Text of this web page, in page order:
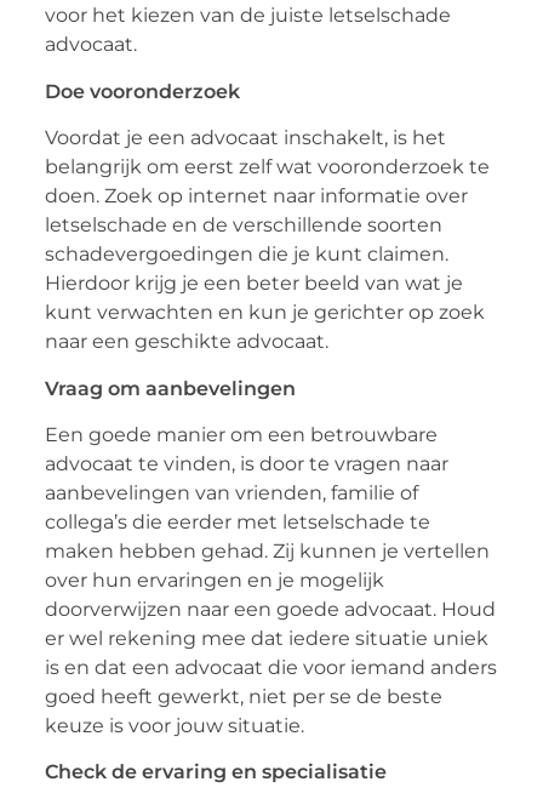
voor het kiezen van de juiste letselschade
advocaat.
Doe vooronderzoek
Voordat je een advocaat inschakelt, is het
belangrijk om eerst zelf wat vooronderzoek te
doen. Zoek op internet naar informatie over
letselschade en de verschillende soorten
schadevergoedingen die je kunt claimen.
Hierdoor krijg je een beter beeld van wat je
kunt verwachten en kun je gerichter op zoek
naar een geschikte advocaat.
Vraag om aanbevelingen
Een goede manier om een betrouwbare
advocaat te vinden, is door te vragen naar
aanbevelingen van vrienden, familie of
collega’s die eerder met letselschade te
maken hebben gehad. Zij kunnen je vertellen
over hun ervaringen en je mogelijk
doorverwijzen naar een goede advocaat. Houd
er wel rekening mee dat iedere situatie uniek
is en dat een advocaat die voor iemand anders
goed heeft gewerkt, niet per se de beste
keuze is voor jouw situatie.
Check de ervaring en specialisatie